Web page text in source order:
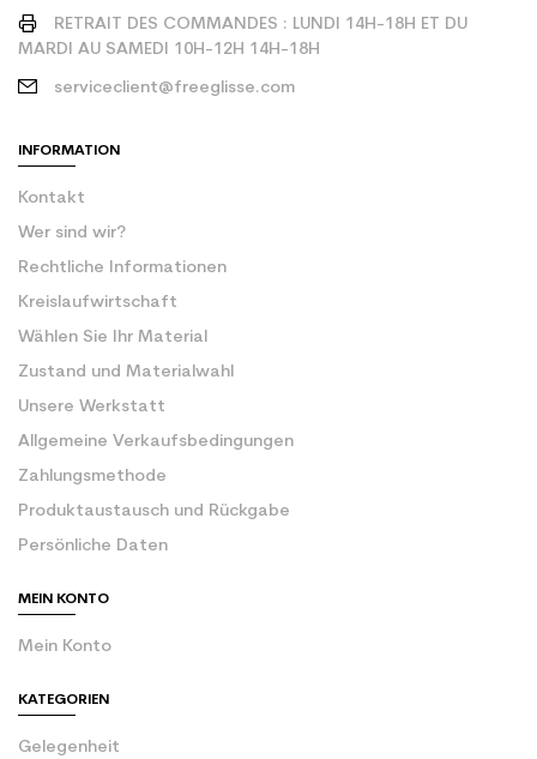
RETRAIT DES COMMANDES : LUNDI 14H-18H ET DU
MARDI AU SAMEDI 10H-12H 14H-18H
serviceclient@freeglisse.com
INFORMATION
Kontakt
Wer sind wir?
Rechtliche Informationen
Kreislaufwirtschaft
Wählen Sie Ihr Material
Zustand und Materialwahl
Unsere Werkstatt
Allgemeine Verkaufsbedingungen
Zahlungsmethode
Produktaustausch und Rückgabe
Persönliche Daten
MEIN KONTO
Mein Konto
KATEGORIEN
Gelegenheit